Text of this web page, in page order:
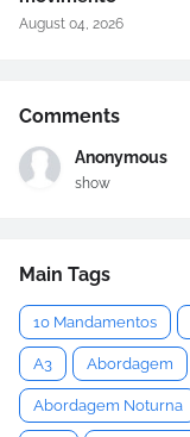
August 04, 2026
Comments
Anonymous
show
Main Tags
10 Mandamentos
A3 Abordagem
Abordagem Noturna